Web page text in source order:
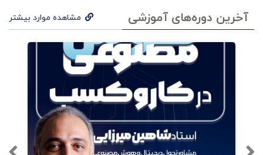
4. استراتژی مسیریابی برند
بخش دوم: برند شخصی شما در عمل
آخرین دوره‌های آموزشی مشاهده موارد بیشتر